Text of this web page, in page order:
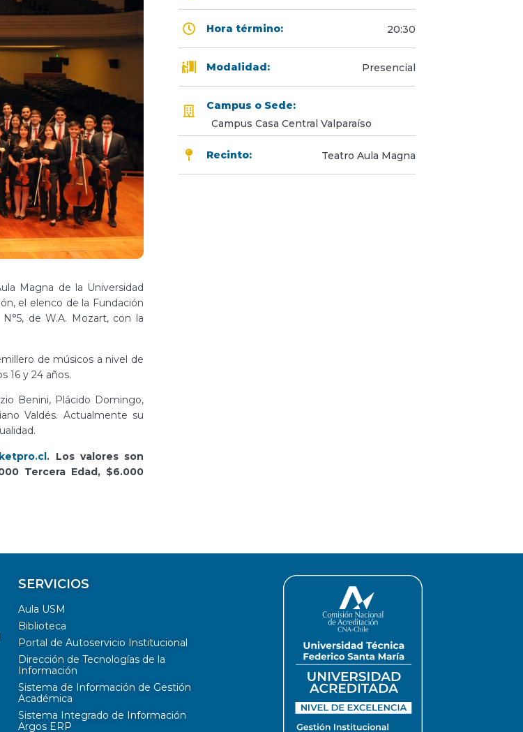
Magna de la Universidad
el elenco de la Fundación
de W.A. Mozart, con la
de músicos a nivel de
16 y 24 años.
Benini, Plácido Domingo,
Valdés. Actualmente su
. Los valores son
Tercera Edad, $6.000
Hora término: 20:30
Modalidad: Presencial
Campus o Sede:
Campus Casa Central Valparaíso
Recinto: Teatro Aula Magna
SERVICIOS
Aula USM
Biblioteca
Portal de Autoservicio Institucional
Dirección de Tecnologías de la
Información
Sistema de Información de Gestión
Académica
Sistema Integrado de Información
Argos ERP